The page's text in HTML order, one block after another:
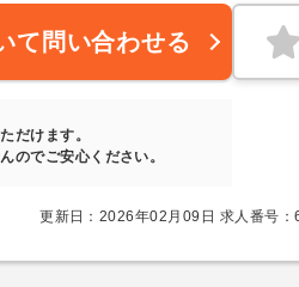
て問い合わせる
だけます。
のでご安心ください。
更新日：2026年02月09日 求人番号